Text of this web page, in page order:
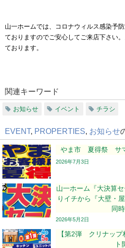
山一ホームでは、コロナウィルス感染予
ておりますのでご安心してご来店下さい
ております。
関連キーワード
お知らせ イベント チラシ
EVENT, PROPERTIES お知らせ
やま市 夏得祭 サマ
2026年7月3日
山一ホーム『大決算
りイチから『大壁・
同時
2026年5月2日
【第2弾 クリナッ
ト